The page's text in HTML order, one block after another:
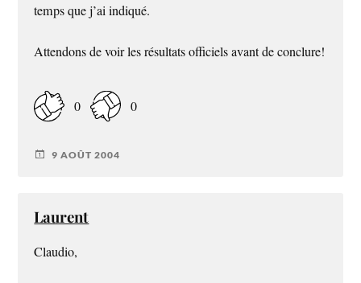
temps que j’ai indiqué.
Attendons de voir les résultats officiels avant de conclure!
0 0
9 AOÛT 2004
Laurent
Claudio,